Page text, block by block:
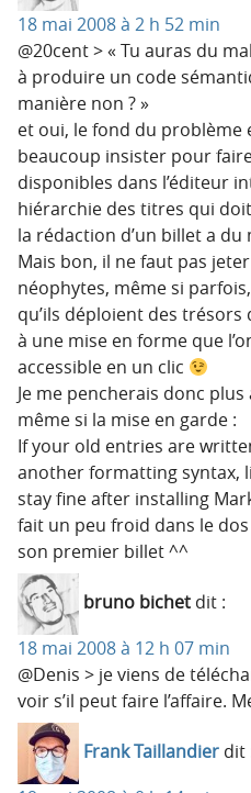
18 mai 2008 à 2 h 52 min
@20cent > « Tu auras du
à produire un code
manière non ? »
et oui, le fond du problème
beaucoup insister pour
disponibles dans l’éditeur
hiérarchie des titres qui
la rédaction d’un billet a du
Mais bon, il ne faut pas
néophytes, même si
qu’ils déploient des
à une mise en forme que
accessible en un clic
Je me pencherais donc
même si la mise en garde :
If your old entries are
another formatting syntax,
stay fine after installing
fait un peu froid dans le dos
son premier billet ^^
bruno bichet dit :
18 mai 2008 à 12 h 07 min
@Denis > je viens de
voir s’il peut faire l’affaire.
Frank Taillandier dit